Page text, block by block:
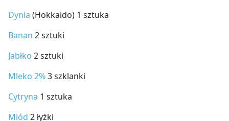
Dynia (Hokkaido) 1 sztuka
Banan 2 sztuki
Jabłko 2 sztuki
Mleko 2%3 szklanki
Cytryna 1 sztuka
Miód 2 łyżki